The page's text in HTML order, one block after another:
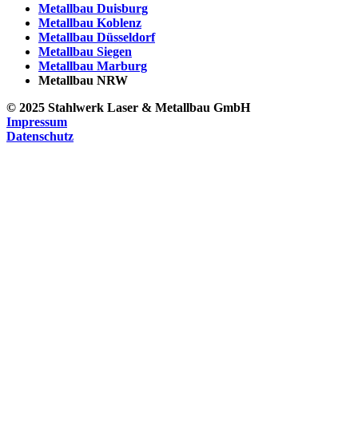
Metallbau Duisburg
Metallbau Koblenz
Metallbau Düsseldorf
Metallbau Siegen
Metallbau Marburg
Metallbau NRW
© 2025 Stahlwerk Laser & Metallbau GmbH
Impressum
Datenschutz